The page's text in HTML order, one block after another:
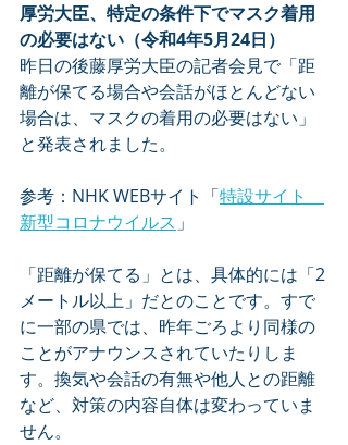
厚労大臣、特定の条件下でマスク着用
の必要はない（令和4年5月24日）
昨日の後藤厚労大臣の記者会見で「距
離が保てる場合や会話がほとんどない
場合は、マスクの着用の必要はない」
と発表されました。
参考：NHK WEBサイト「特設サイト
新型コロナウイルス 」
「距離が保てる」とは、具体的には「2
メートル以上」だとのことです。すで
に一部の県では、昨年ごろより同様の
ことがアナウンスされていたりしま
す。換気や会話の有無や他人との距離
など、対策の内容自体は変わっていま
せん。